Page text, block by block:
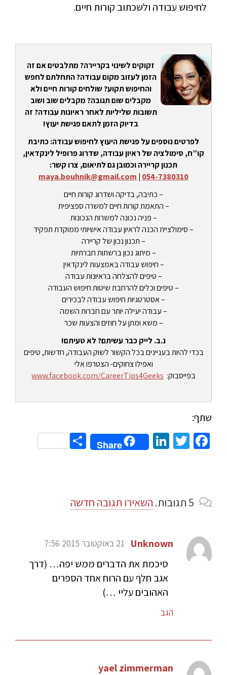
לחיפוש עבודה ולשכתוב קורות חיים.
זקוקים לשינוי בקריירה? מתלבטים אם זה
הזמן לעזוב מקום עבודה? התחלתם לחפש
והחיפוש תקוע? שולחים קורות חיים ולא
מקבלים שום תגובה? מקבלים שוב ושוב
תשובות שליליות לאחר ראיונות עבודה? זה
בדיוק הזמן לתאם פגישת יעוץ!
לפרטים נוספים על פגישת היעוץ לחיפוש עבודה: כתיבת
קו”ח, סימולציה של ראיון עבודה, שדרוג פרופיל לינקדאין,
תכנון קריירה וכמובן גם לתיאום, צרו קשר:
054-7380310
|
maya.bouhnik@gmail.com
– כתיבה, בדיקה ושדרוג קורות חיים
– התאמת קורות חיים למשרה ספציפית
– פניה נכונה למשרות הנכונות
– סימולציית הכנה לראיון עבודה אישיותי ממוקדת תפקיד
– תכנון נכון של קריירה
– מיתוג נכון ברשתות חברתיות
– חיפוש עבודה באמצעות לינקדאין
– טיפים להצלחה בראיונות עבודה
– טיפים וכלים להרחבת שיטות חיפוש העבודה
– אסטרטגיות חיפוש עבודה לבכירים
– עבודה יעילה יותר עם חברות השמה
– משא ומתן על חוזים והצעות שכר
נ.ב. לייק כבר עשיתם? לא טעיתם!
בכדי להיות בעניינים בכל הקשור לשוק העבודה, חדשות, טיפים
ואפילו צחוקים- הצטרפו אלי
בפייסבוק: www.facebook.com/CareerTips4Geeks
שתף:
Facebook
Twitter
LinkedIn
Share
Share
5 תגובות. השאירו תגובה חדשה
Unknown 21 באוקטובר 2015 7:56
סיכמת את הדברים ממש יפה… (דרך
אגב חלף עם הרוח אחד הספרים
האהובים עליי …)
הגב
yael zimmerman